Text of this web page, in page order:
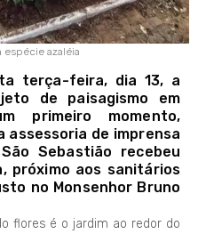
azaléia
terça-feira, dia 13, a
de paisagismo em
primeiro momento,
assessoria de imprensa
Sebastião recebeu
próximo aos sanitários
no Monsenhor Bruno
flores é o jardim ao redor do